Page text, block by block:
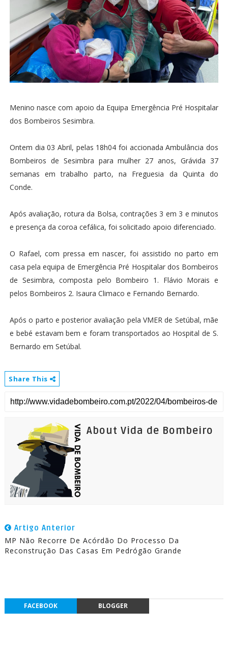
Menino nasce com apoio da Equipa Emergência Pré Hospitalar
dos Bombeiros Sesimbra.
Ontem dia 03 Abril, pelas 18h04 foi accionada Ambulância dos
Bombeiros de Sesimbra para mulher 27 anos, Grávida 37
semanas em trabalho parto, na Freguesia da Quinta do
Conde.
Após avaliação, rotura da Bolsa, contrações 3 em 3 e minutos
e presença da coroa cefálica, foi solicitado apoio diferenciado.
O Rafael, com pressa em nascer, foi assistido no parto em
casa pela equipa de Emergência Pré Hospitalar dos Bombeiros
de Sesimbra, composta pelo Bombeiro 1. Flávio Morais e
pelos Bombeiros 2. Isaura Climaco e Fernando Bernardo.
Após o parto e posterior avaliação pela VMER de Setúbal, mãe
e bebé estavam bem e foram transportados ao Hospital de S.
Bernardo em Setúbal.
Share This
About Vida de Bombeiro
Artigo Anterior
MP Não Recorre De Acórdão Do Processo Da
Reconstrução Das Casas Em Pedrógão Grande
FACEBOOK BLOGGER